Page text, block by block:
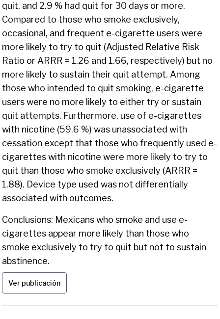
quit, and 2.9 % had quit for 30 days or more.
Compared to those who smoke exclusively,
occasional, and frequent e-cigarette users were
more likely to try to quit (Adjusted Relative Risk
Ratio or ARRR = 1.26 and 1.66, respectively) but no
more likely to sustain their quit attempt. Among
those who intended to quit smoking, e-cigarette
users were no more likely to either try or sustain
quit attempts. Furthermore, use of e-cigarettes
with nicotine (59.6 %) was unassociated with
cessation except that those who frequently used e-
cigarettes with nicotine were more likely to try to
quit than those who smoke exclusively (ARRR =
1.88). Device type used was not differentially
associated with outcomes.
Conclusions: Mexicans who smoke and use e-
cigarettes appear more likely than those who
smoke exclusively to try to quit but not to sustain
abstinence.
Ver publicación